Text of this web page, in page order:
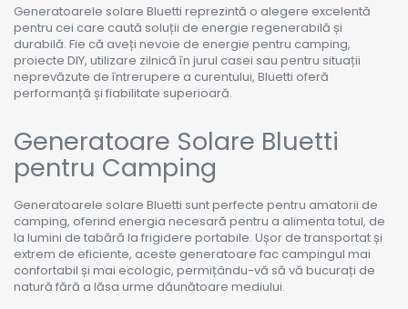
Generatoarele solare Bluetti reprezintă o alegere excelentă
pentru cei care caută soluții de energie regenerabilă și
durabilă. Fie că aveți nevoie de energie pentru camping,
proiecte DIY, utilizare zilnică în jurul casei sau pentru situații
neprevăzute de întrerupere a curentului, Bluetti oferă
performanță și fiabilitate superioară.
Generatoare Solare Bluetti
pentru Camping
Generatoarele solare Bluetti sunt perfecte pentru amatorii de
camping, oferind energia necesară pentru a alimenta totul, de
la lumini de tabără la frigidere portabile. Ușor de transportat și
extrem de eficiente, aceste generatoare fac campingul mai
confortabil și mai ecologic, permițându-vă să vă bucurați de
natură fără a lăsa urme dăunătoare mediului.